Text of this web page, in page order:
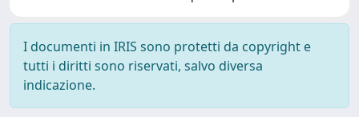
I documenti in IRIS sono protetti da copyright e
tutti i diritti sono riservati, salvo diversa
indicazione.